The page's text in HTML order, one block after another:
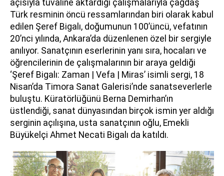
açısıyla tuvaline aktardığı çalışmalarıyla çağdaş
Türk resminin öncü ressamlarından biri olarak kabul
edilen Şeref Bigalı, doğumunun 100’üncü, vefatının
20’nci yılında, Ankara’da düzenlenen özel bir sergiyle
anılıyor. Sanatçının eserlerinin yanı sıra, hocaları ve
öğrencilerinin de çalışmalarının bir araya geldiği
‘Şeref Bigalı: Zaman | Vefa | Miras’ isimli sergi, 18
Nisan’da Timora Sanat Galerisi’nde sanatseverlerle
buluştu. Küratörlüğünü Berna Demirhan’ın
üstlendiği, sanat dünyasından birçok ismin yer aldığı
serginin açılışına, usta sanatçının oğlu, Emekli
Büyükelçi Ahmet Necati Bigalı da katıldı.